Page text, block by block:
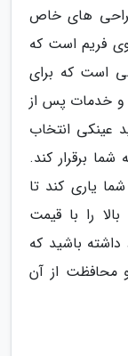
های خاص
فریم است که
است که برای
و خدمات پس از
عینکی انتخاب
برقرار کند.
یاری کند تا
را با قیمت
داشته باشید که
محافظت از آن